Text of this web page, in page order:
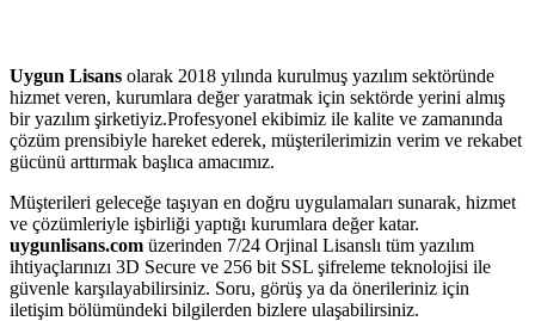
Uygun Lisans olarak 2018 yılında kurulmuş yazılım sektöründe
hizmet veren, kurumlara değer yaratmak için sektörde yerini almış
bir yazılım şirketiyiz.Profesyonel ekibimiz ile kalite ve zamanında
çözüm prensibiyle hareket ederek, müşterilerimizin verim ve rekabet
gücünü arttırmak başlıca amacımız.
Müşterileri geleceğe taşıyan en doğru uygulamaları sunarak, hizmet
ve çözümleriyle işbirliği yaptığı kurumlara değer katar.
uygunlisans.com üzerinden 7/24 Orjinal Lisanslı tüm yazılım
ihtiyaçlarınızı 3D Secure ve 256 bit SSL şifreleme teknolojisi ile
güvenle karşılayabilirsiniz. Soru, görüş ya da önerileriniz için
iletişim bölümündeki bilgilerden bizlere ulaşabilirsiniz.